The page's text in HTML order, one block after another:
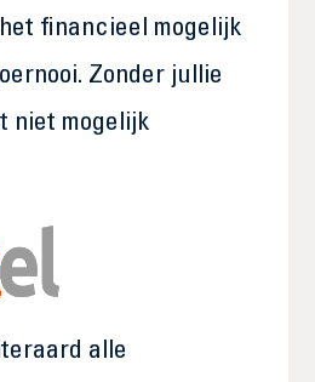
financieel mogelijk
Zonder jullie
niet mogelijk
alle